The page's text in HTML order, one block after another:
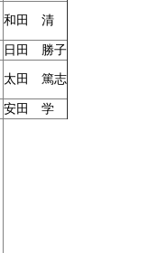
和田 清
日田 勝子
太田 篤志
安田 学